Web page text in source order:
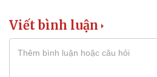
Viết bình luận